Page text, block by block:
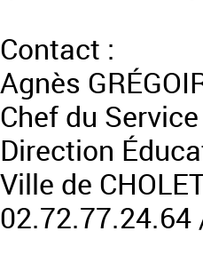
Contact :
Agnès
Chef du
Direction
Ville de